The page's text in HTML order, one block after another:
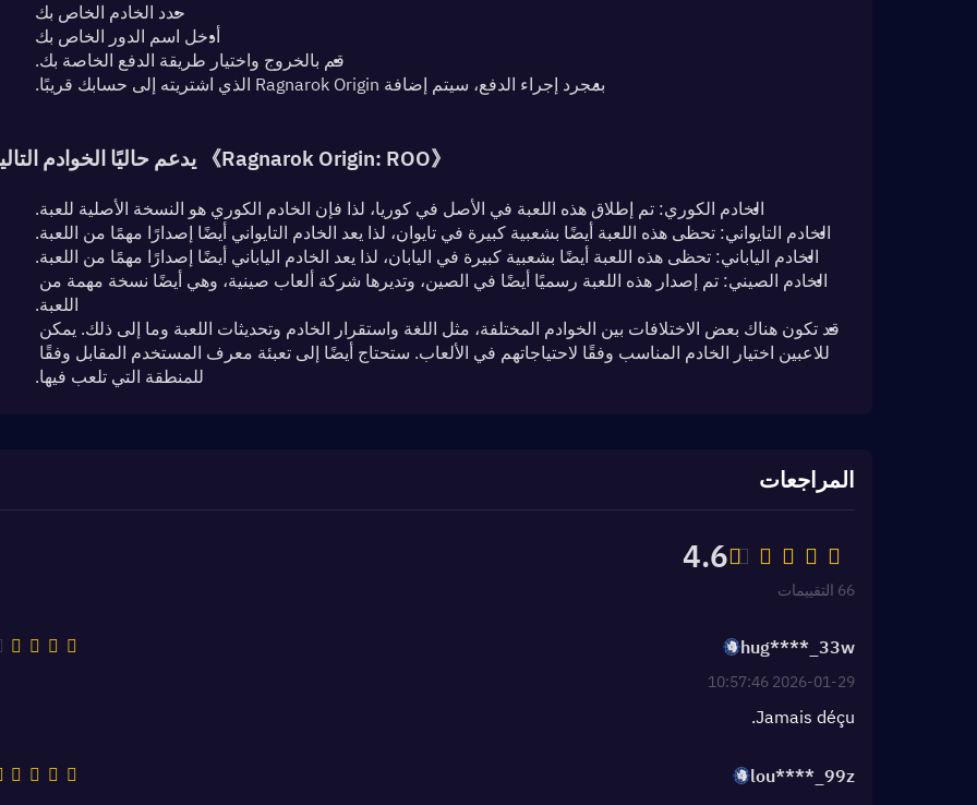
حدد الخادم الخاص بك
أدخل اسم الدور الخاص بك
قم بالخروج واختيار طريقة الدفع الخاصة بك.
بمجرد إجراء الدفع، سيتم إضافة Ragnarok Origin الذي اشتريته إلى حسابك قريبًا.
《Ragnarok Origin: ROO》 يدعم حاليًا الخوادم التالية:
الخادم الكوري: تم إطلاق هذه اللعبة في الأصل في كوريا، لذا فإن الخادم الكوري هو النسخة الأصلية للعبة.
الخادم التايواني: تحظى هذه اللعبة أيضًا بشعبية كبيرة في تايوان، لذا يعد الخادم التايواني أيضًا إصدارًا مهمًا من اللعبة.
الخادم الياباني: تحظى هذه اللعبة أيضًا بشعبية كبيرة في اليابان، لذا يعد الخادم الياباني أيضًا إصدارًا مهمًا من اللعبة.
اللعبة.
للمنطقة التي تلعب فيها.
المراجعات
4.6
66 التقييمات
hug****_33w
2026-01-29 10:57:46
Jamais déçu.
lou****_99z